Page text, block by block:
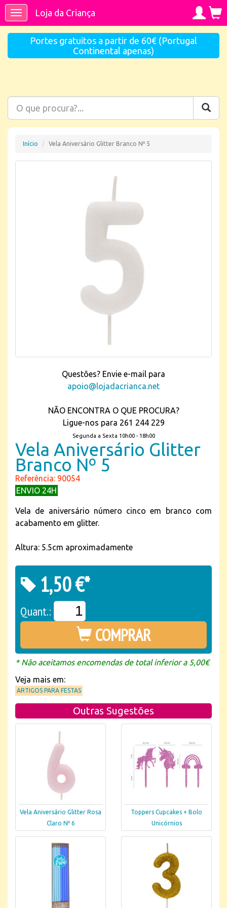
ToggleLoja da Criança
Portes gratuitos a partir de 60€ (Portugal
Continental apenas)
Início Vela Aniversário Glitter Branco Nº 5
Questões? Envie e-mail para
apoio@lojadacrianca.net
NÃO ENCONTRA O QUE PROCURA?
Ligue-nos para 261 244 229
Segunda a Sexta 10h00 - 18h00
Vela Aniversário Glitter
Branco Nº 5
Referência: 90054
ENVIO 24H
Vela de aniversário número cinco em branco com
acabamento em glitter.
Altura: 5.5cm aproximadamente
1,50 €*
Quant.:
COMPRAR
* Não aceitamos encomendas de total inferior a 5,00€
Veja mais em:
ARTIGOS PARA FESTAS
Outras Sugestões
Vela Aniversário Glitter Rosa
Claro Nº 6
Toppers Cupcakes + Bolo
Unicórnios